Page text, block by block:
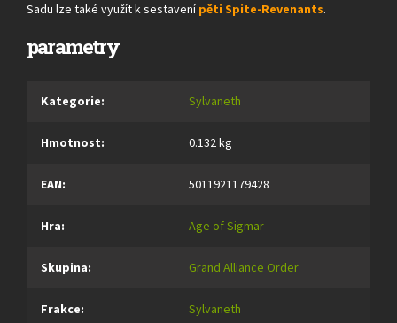
Sadu lze také využít k sestavenípěti Spite-Revenants.
parametry
Kategorie: Sylvaneth
Hmotnost: 0.132 kg
EAN: 5011921179428
Hra: Age of Sigmar
Skupina: Grand Alliance Order
Frakce: Sylvaneth